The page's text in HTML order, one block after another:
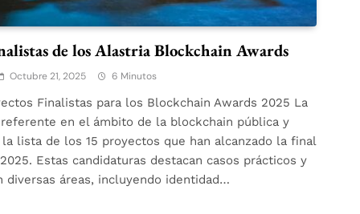
de los Alastria Blockchain Awards
Octubre 21, 2025 6 Minutos
Finalistas para los Blockchain Awards 2025 La
en el ámbito de la blockchain pública y
lista de los 15 proyectos que han alcanzado la final
Estas candidaturas destacan casos prácticos y
diversas áreas, incluyendo identidad…